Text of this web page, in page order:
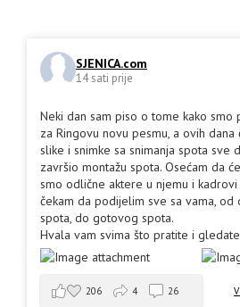
SJENICA.com
14 sati prije
Neki dan sam piso o tome kako smo
za Ringovu novu pesmu, a ovih dana
slike i snimke sa snimanja spota sve
završio montažu spota. Osećam da
smo odlične aktere u njemu i kadrovi
čekam da podijelim sve sa vama, od
spota, do gotovog spota.
Hvala vam svima što pratite i gledate
206 4 26